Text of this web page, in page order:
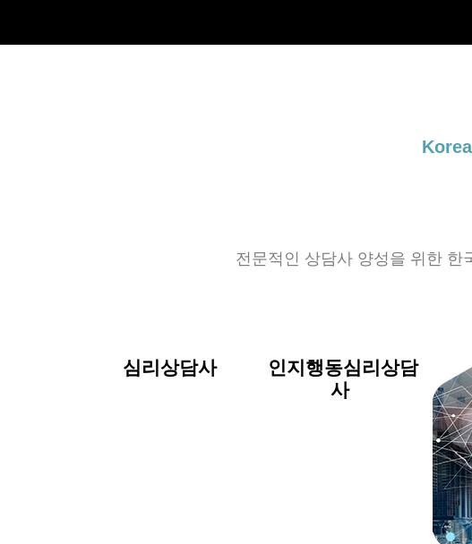
전문적인 상담사 양성을 위한 한
심리상담사
인지행동심리상담
사